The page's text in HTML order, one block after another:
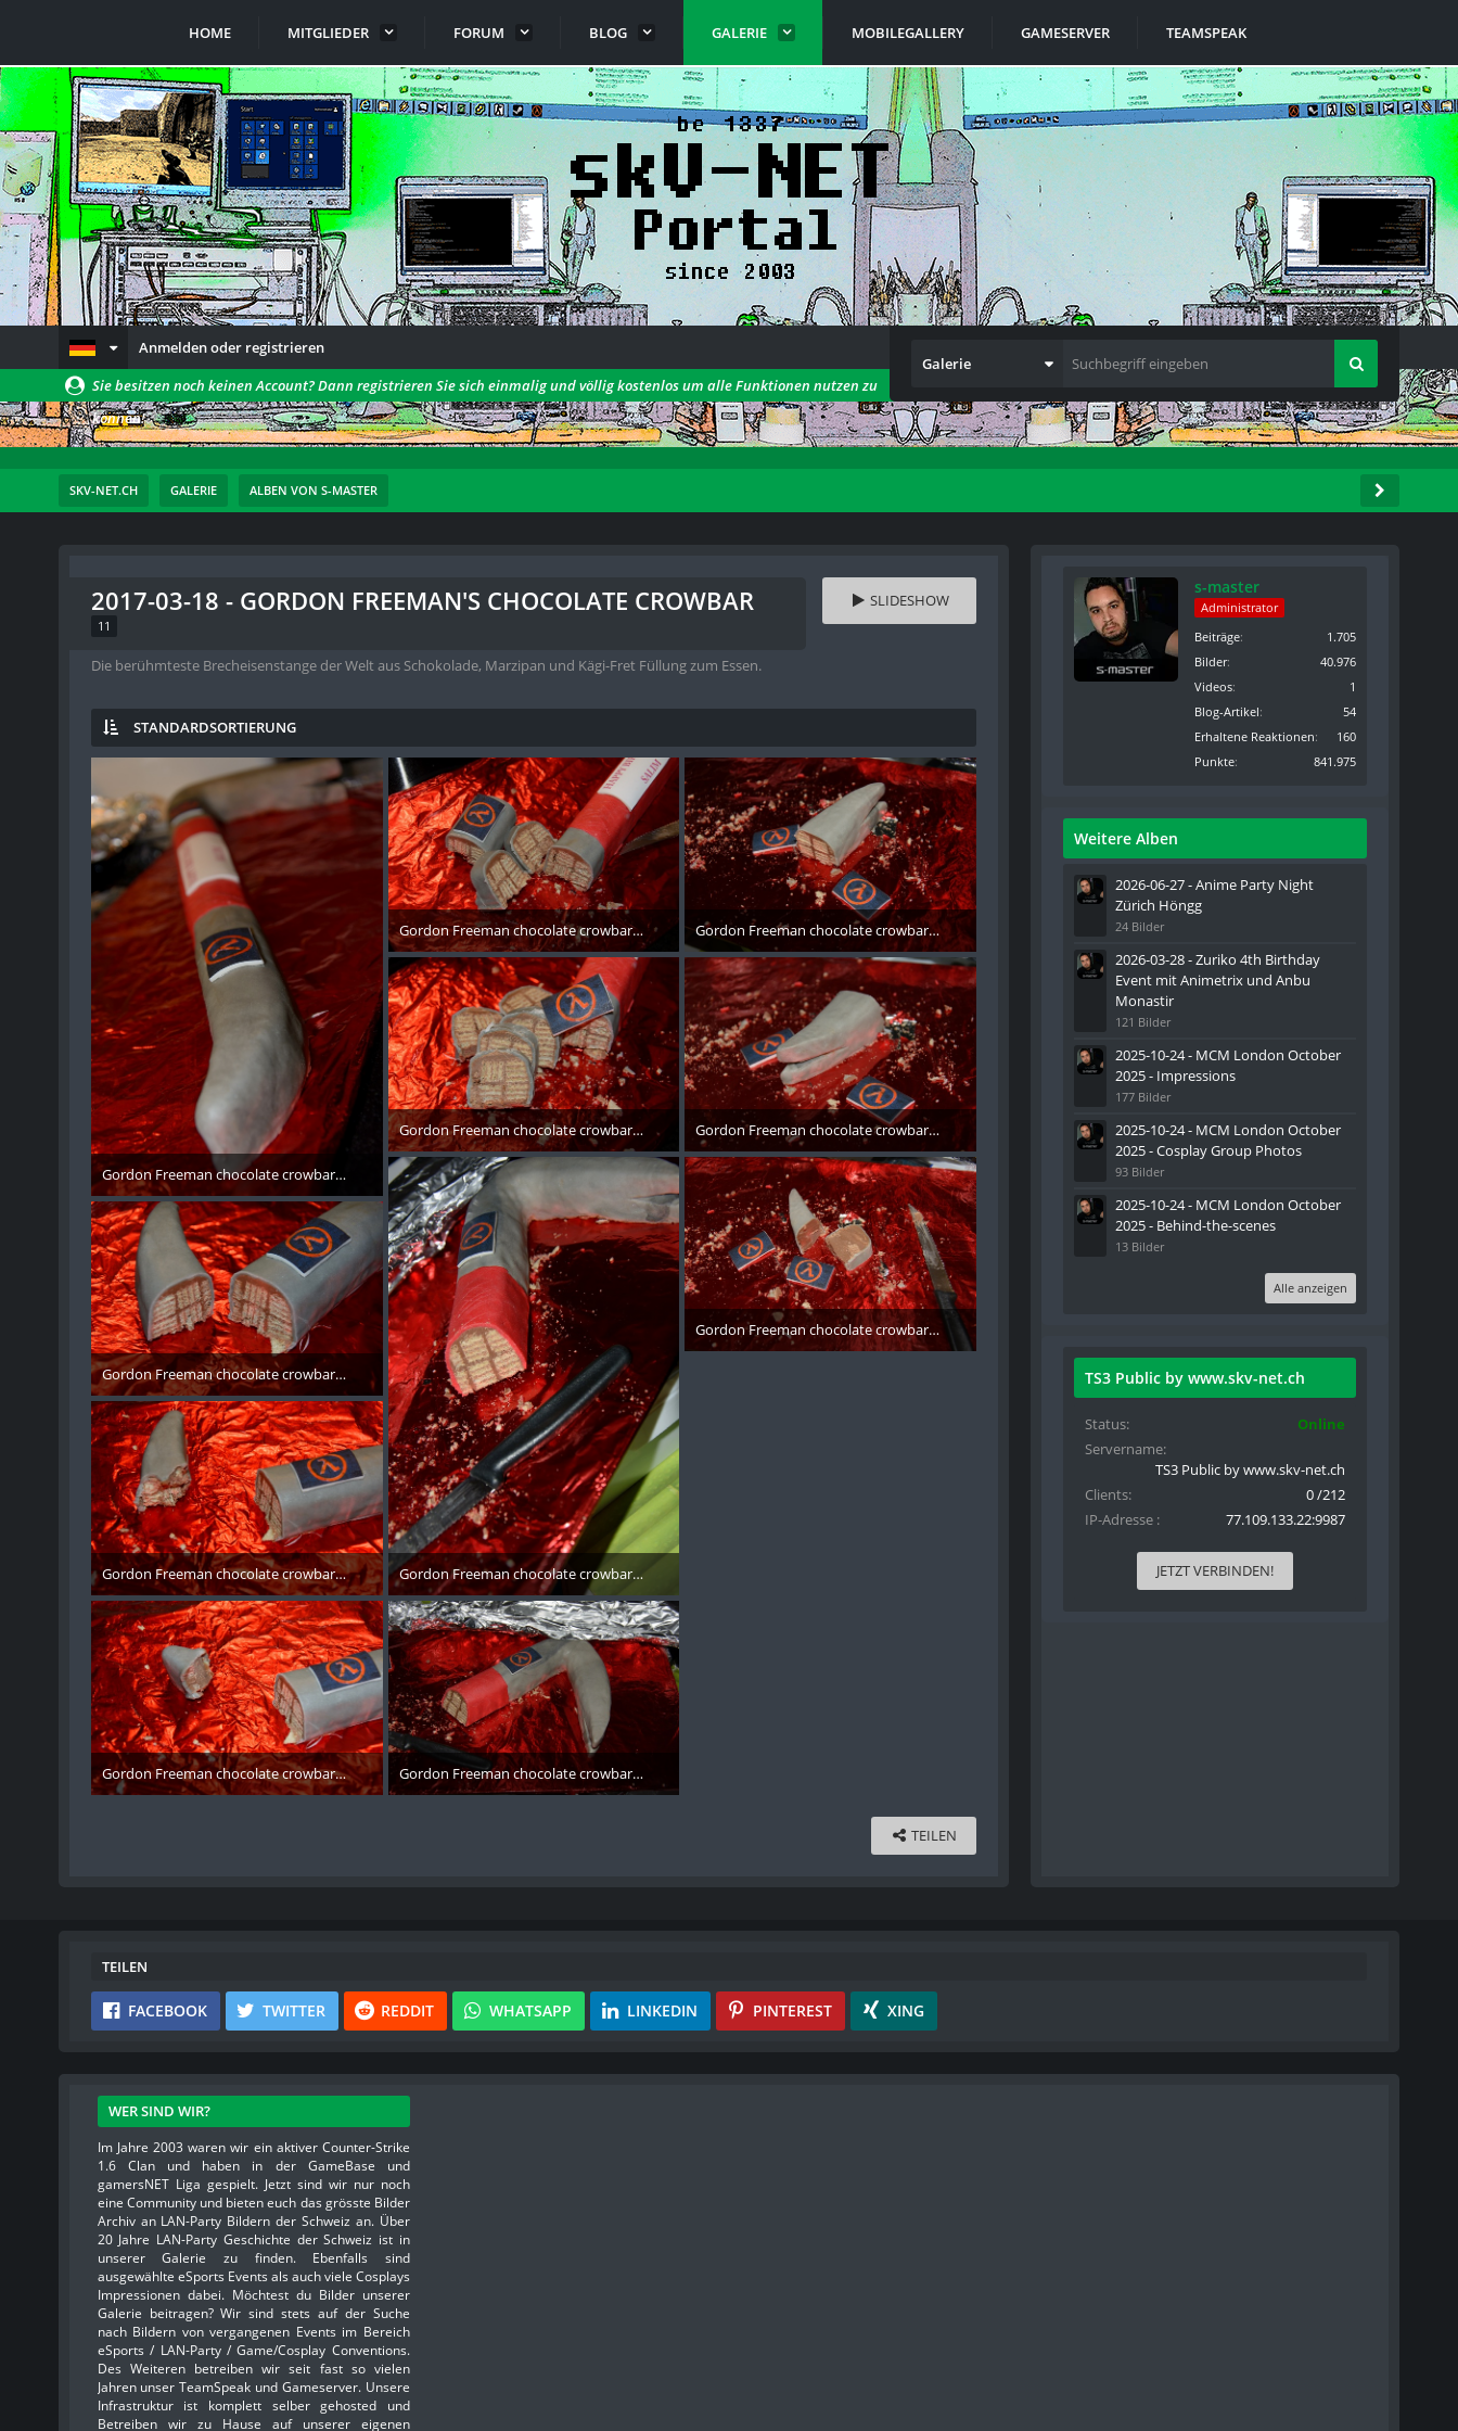
HOME MITGLIEDER FORUM BLOG GALERIE MOBILEGALLERY GAMESERVER TEAMSPEAK
Anmelden oder registrieren
Galerie
Sie besitzen noch keinen Account? Dann registrieren Sie sich einmalig und völlig kostenlos um alle Funktionen nutzen zu
können!
SKV-NET.CH GALERIE ALBEN VON S-MASTER
2017-03-18 - GORDON FREEMAN'S CHOCOLATE CROWBAR
11
Die berühmteste Brecheisenstange der Welt aus Schokolade, Marzipan und Kägi-Fret Füllung zum Essen.
SLIDESHOW
STANDARDSORTIERUNG
Gordon Freeman chocolate crowbar - 001
10. November 2017
Gordon Freeman chocolate crowbar - 002
10. November 2017
Gordon Freeman chocolate crowbar - 003
10. November 2017
Gordon Freeman chocolate crowbar - 004
10. November 2017
Gordon Freeman chocolate crowbar - 005
10. November 2017
Gordon Freeman chocolate crowbar - 006
10. November 2017
Gordon Freeman chocolate crowbar - 007
10. November 2017
Gordon Freeman chocolate crowbar - 008
10. November 2017
Gordon Freeman chocolate crowbar - 009
10. November 2017
Gordon Freeman chocolate crowbar - 010
10. November 2017
Gordon Freeman chocolate crowbar - 011
10. November 2017
TEILEN
s-master
Administrator
Beiträge
1.705
Bilder
40.976
Videos
1
Blog-Artikel
54
Erhaltene Reaktionen
160
Punkte
841.975
Weitere Alben
2026-06-27 - Anime Party Night
Zürich Höngg
24 Bilder
2026-03-28 - Zuriko 4th Birthday
Event mit Animetrix und Anbu
Monastir
121 Bilder
2025-10-24 - MCM London October
2025 - Impressions
177 Bilder
2025-10-24 - MCM London October
2025 - Cosplay Group Photos
93 Bilder
2025-10-24 - MCM London October
2025 - Behind-the-scenes
13 Bilder
Alle anzeigen
TS3 Public by www.skv-net.ch
Status
Online
Servername
TS3 Public by www.skv-net.ch
Clients
0 /212
IP-Adresse
77.109.133.22:9987
JETZT VERBINDEN!
TEILEN
FACEBOOK TWITTER REDDIT WHATSAPP LINKEDIN PINTEREST XING
WER SIND WIR?
Im Jahre 2003 waren wir ein aktiver Counter-Strike
1.6 Clan und haben in der GameBase und
gamersNET Liga gespielt. Jetzt sind wir nur noch
eine Community und bieten euch das grösste Bilder
Archiv an LAN-Party Bildern der Schweiz an. Über
20 Jahre LAN-Party Geschichte der Schweiz ist in
unserer Galerie zu finden. Ebenfalls sind
ausgewählte eSports Events als auch viele Cosplays
Impressionen dabei. Möchtest du Bilder unserer
Galerie beitragen? Wir sind stets auf der Suche
nach Bildern von vergangenen Events im Bereich
eSports / LAN-Party / Game/Cosplay Conventions.
Des Weiteren betreiben wir seit fast so vielen
Jahren unser TeamSpeak und Gameserver. Unsere
Infrastruktur ist komplett selber gehosted und
Betreiben wir zu Hause auf unserer eigenen